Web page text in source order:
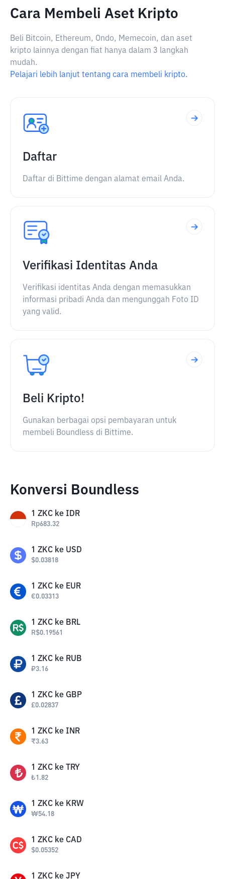
Cara Membeli Aset Kripto
Beli Bitcoin, Ethereum, Ondo, Memecoin, dan aset
kripto lainnya dengan fiat hanya dalam 3 langkah
mudah.
Pelajari lebih lanjut tentang cara membeli kripto.
Daftar
Daftar di Bittime dengan alamat email Anda.
Verifikasi Identitas Anda
Verifikasi identitas Anda dengan memasukkan
informasi pribadi Anda dan mengunggah Foto ID
yang valid.
Beli Kripto!
Gunakan berbagai opsi pembayaran untuk
membeli Boundless di Bittime.
Konversi Boundless
1 ZKC ke IDR
Rp683.32
1 ZKC ke USD
$0.03818
1 ZKC ke EUR
€0.03313
1 ZKC ke BRL
R$0.19561
1 ZKC ke RUB
₽3.16
1 ZKC ke GBP
£0.02837
1 ZKC ke INR
₹3.63
1 ZKC ke TRY
₺1.82
1 ZKC ke KRW
₩54.18
1 ZKC ke CAD
$0.05352
1 ZKC ke JPY